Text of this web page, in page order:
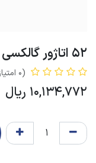
52 اتاژور گالکسی کروم
(0 امتیاز)
10,134,772 ریال